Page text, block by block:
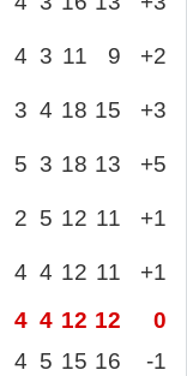
4 3 11 9 +2
3 4 18 15 +3
5 3 18 13 +5
2 5 12 11 +1
4 4 12 11
+1
4 4 12 12
0
4 5 15 16
-1